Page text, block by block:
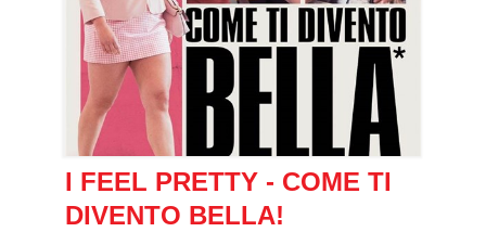
I FEEL PRETTY - COME TI
DIVENTO BELLA!